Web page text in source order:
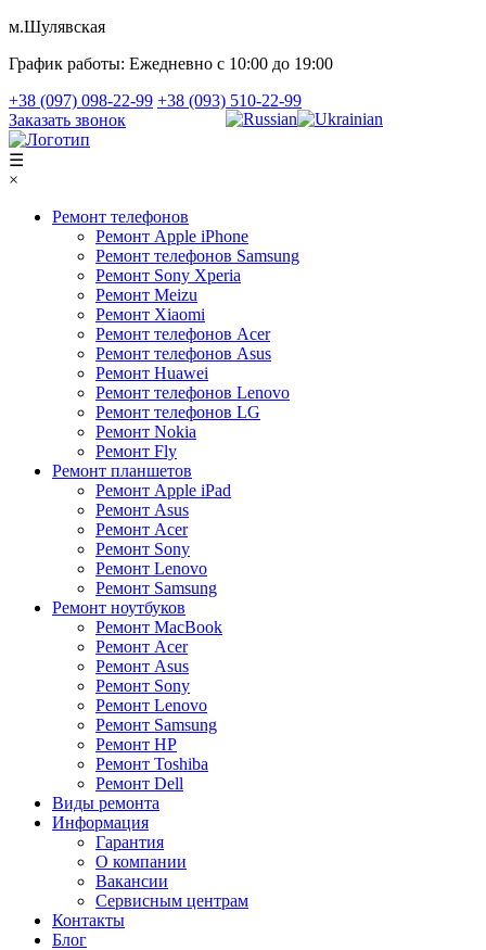
м.Шулявская
График работы: Ежедневно с 10:00 до 19:00
+38 (097) 098-22-99 +38 (093) 510-22-99
Заказать звонок
☰
×
Ремонт телефонов
Ремонт Apple iPhone
Ремонт телефонов Samsung
Ремонт Sony Xperia
Ремонт Meizu
Ремонт Xiaomi
Ремонт телефонов Acer
Ремонт телефонов Asus
Ремонт Huawei
Ремонт телефонов Lenovo
Ремонт телефонов LG
Ремонт Nokia
Ремонт Fly
Ремонт планшетов
Ремонт Apple iPad
Ремонт Asus
Ремонт Acer
Ремонт Sony
Ремонт Lenovo
Ремонт Samsung
Ремонт ноутбуков
Ремонт MacBook
Ремонт Acer
Ремонт Asus
Ремонт Sony
Ремонт Lenovo
Ремонт Samsung
Ремонт HP
Ремонт Toshiba
Ремонт Dell
Виды ремонта
Информация
Гарантия
О компании
Вакансии
Сервисным центрам
Контакты
Блог